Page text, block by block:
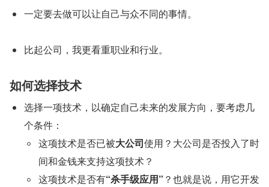
一定要去做可以让自己与众不同的事情。
比起公司，我更看重职业和行业。
如何选择技术
选择一项技术，以确定自己未来的发展方向，要考虑几
个条件：
这项技术是否已被大公司使用？大公司是否投入了时
间和金钱来支持这项技术？
这项技术是否有“杀手级应用” ？也就是说，用它开发